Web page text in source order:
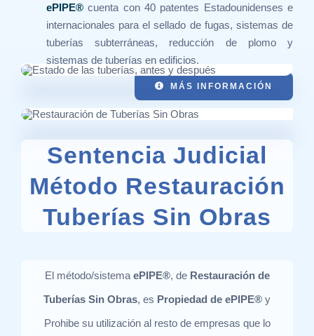
ePIPE®cuenta con 40 patentes Estadounidenses e
internacionales para el sellado de fugas, sistemas de
tuberías subterráneas, reducción de plomo y
sistemas de tuberías en edificios.
MÁS INFORMACIÓN
Sentencia Judicial
Método Restauración
Tuberías Sin Obras
El método/sistema ePIPE®, de Restauración de
Tuberías Sin Obras, es Propiedad de ePIPE® y
Prohibe su utilización al resto de empresas que lo